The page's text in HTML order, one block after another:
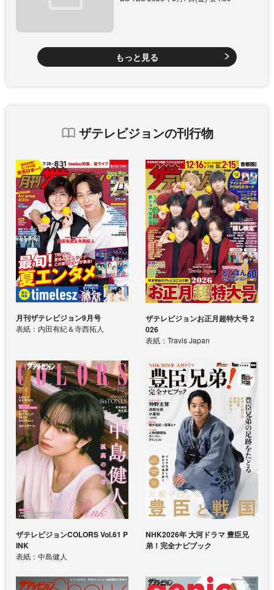
もっと見る
ザテレビジョンの刊行物
月刊ザテレビジョン9月号
表紙：内田有紀＆寺西拓人
ザテレビジョンお正月超特大号 2
026
表紙：Travis Japan
ザテレビジョンCOLORS Vol.61 P
INK
表紙：中島健人
NHK2026年 大河ドラマ 豊臣兄
弟！完全ナビブック